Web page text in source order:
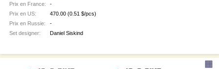
Prix en France:
-
Prix en US:
470.00 (0.51 $/pcs)
Prix en Russie:
-
Set designer:
Daniel Siskind
▦